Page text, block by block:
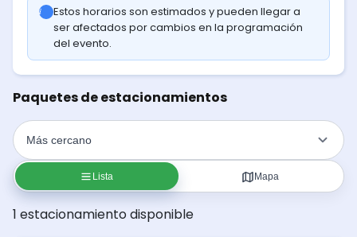
Estos horarios son estimados y pueden llegar a
ser afectados por cambios en la programación
del evento.
Paquetes de estacionamientos
Lista Mapa
1 estacionamiento disponible